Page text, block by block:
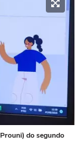
do segundo